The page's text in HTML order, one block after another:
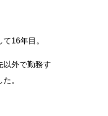
16年目。
以外で勤務す
。